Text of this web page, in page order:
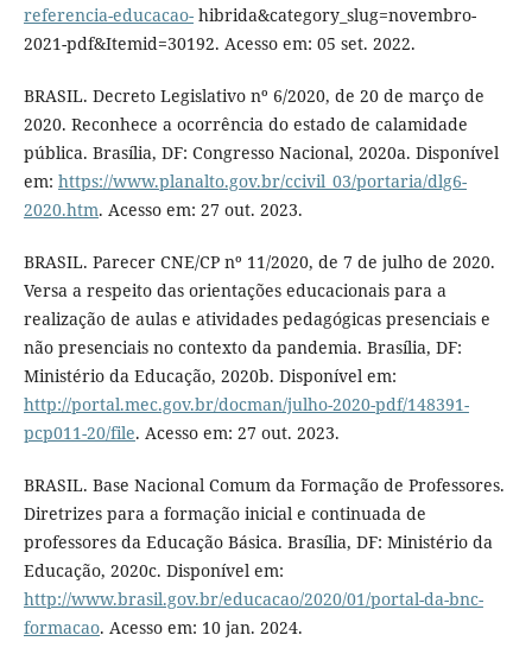
referencia-educacao-hibrida&category_slug=novembro-
2021-pdf&Itemid=30192. Acesso em: 05 set. 2022.
BRASIL. Decreto Legislativo nº 6/2020, de 20 de março de
2020. Reconhece a ocorrência do estado de calamidade
pública. Brasília, DF: Congresso Nacional, 2020a. Disponível
em: https://www.planalto.gov.br/ccivil_03/portaria/dlg6-
2020.htm. Acesso em: 27 out. 2023.
BRASIL. Parecer CNE/CP nº 11/2020, de 7 de julho de 2020.
Versa a respeito das orientações educacionais para a
realização de aulas e atividades pedagógicas presenciais e
não presenciais no contexto da pandemia. Brasília, DF:
Ministério da Educação, 2020b. Disponível em:
http://portal.mec.gov.br/docman/julho-2020-pdf/148391-
pcp011-20/file. Acesso em: 27 out. 2023.
BRASIL. Base Nacional Comum da Formação de Professores.
Diretrizes para a formação inicial e continuada de
professores da Educação Básica. Brasília, DF: Ministério da
Educação, 2020c. Disponível em:
http://www.brasil.gov.br/educacao/2020/01/portal-da-bnc-
formacao. Acesso em: 10 jan. 2024.